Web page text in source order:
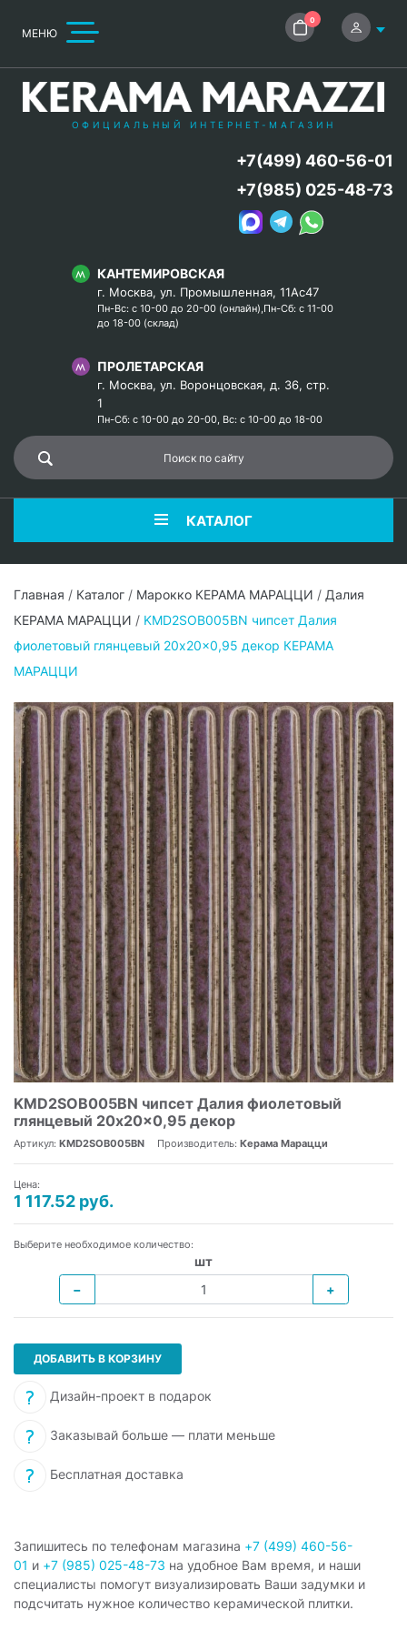
МЕНЮ
0
ОФИЦИАЛЬНЫЙ ИНТЕРНЕТ-МАГАЗИН
КАНТЕМИРОВСКАЯ
г. Москва, ул. Промышленная, 11Ас47
Пн-Вс: с 10-00 до 20-00 (онлайн),Пн-Сб: с 11-00
до 18-00 (склад)
ПРОЛЕТАРСКАЯ
г. Москва, ул. Воронцовская, д. 36, стр.
1
Пн-Сб: с 10-00 до 20-00, Вс: с 10-00 до 18-00
+7(499) 460-56-01
+7(985) 025-48-73
КАТАЛОГ
Главная / Каталог / Марокко КЕРАМА МАРАЦЦИ / Далия
КЕРАМА МАРАЦЦИ / KMD2SOB005BN чипсет Далия
фиолетовый глянцевый 20x20x0,95 декор КЕРАМА
МАРАЦЦИ
KMD2SOB005BN чипсет Далия фиолетовый
глянцевый 20x20x0,95 декор
Артикул: KMD2SOB005BN Производитель: Керама Марацци
Цена:
1 117.52 руб.
Выберите необходимое количество:
шт
−
+
ДОБАВИТЬ В КОРЗИНУ
Дизайн-проект в подарок
Заказывай больше — плати меньше
Бесплатная доставка
Запишитесь по телефонам магазина +7 (499) 460-56-
01 и +7 (985) 025-48-73 на удобное Вам время, и наши
специалисты помогут визуализировать Ваши задумки и
подсчитать нужное количество керамической плитки.